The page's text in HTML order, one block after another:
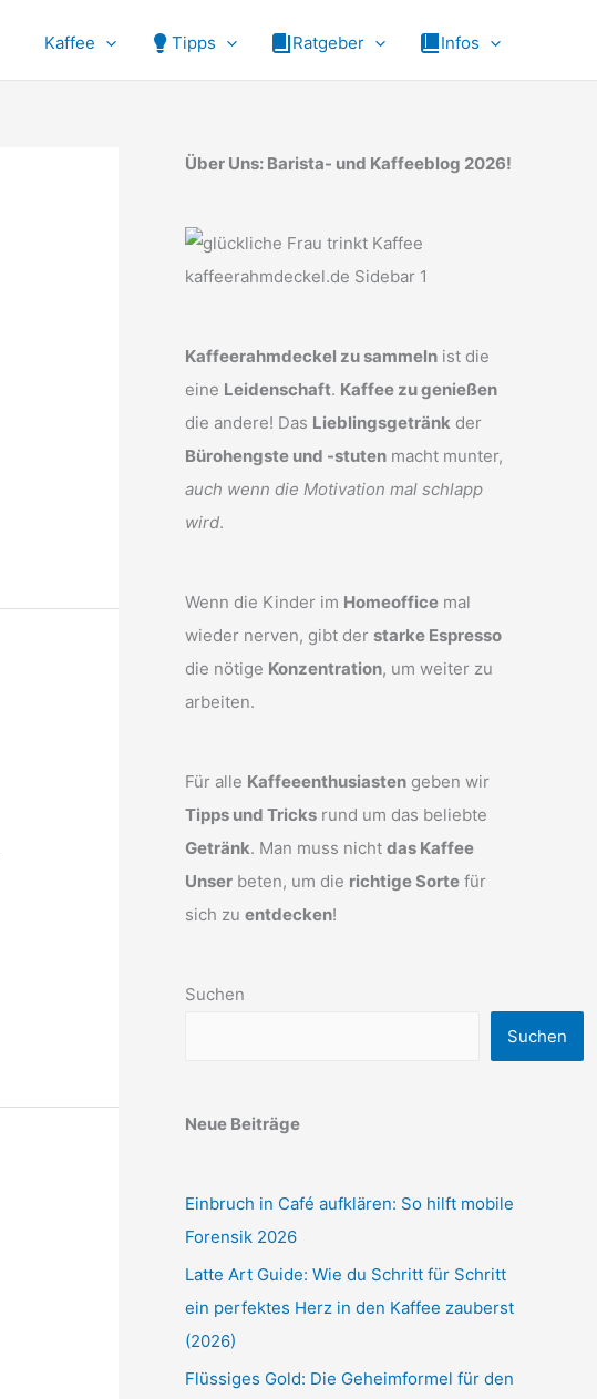
Kaffee Tipps Ratgeber Infos
Über Uns: Barista- und Kaffeeblog 2026!
Kaffeerahmdeckel zu sammeln ist die
eine Leidenschaft. Kaffee zu genießen
die andere! Das Lieblingsgetränk der
Bürohengste und -stuten macht munter,
auch wenn die Motivation mal schlapp
wird.
Wenn die Kinder im Homeoffice mal
wieder nerven, gibt der starke Espresso
die nötige Konzentration, um weiter zu
arbeiten.
Für alle Kaffeeenthusiasten geben wir
Tipps und Tricks rund um das beliebte
Getränk. Man muss nicht das Kaffee
Unser beten, um die richtige Sorte für
sich zu entdecken!
Suchen
Suchen
Neue Beiträge
Einbruch in Café aufklären: So hilft mobile
Forensik 2026
Latte Art Guide: Wie du Schritt für Schritt
ein perfektes Herz in den Kaffee zauberst
(2026)
Flüssiges Gold: Die Geheimformel für den